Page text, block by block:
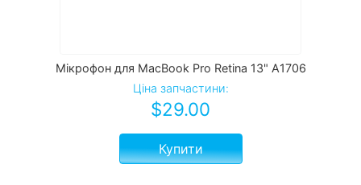
Мікрофон для MacBook Pro Retina 13" A1706
Ціна запчастини:
$29.00
Купити